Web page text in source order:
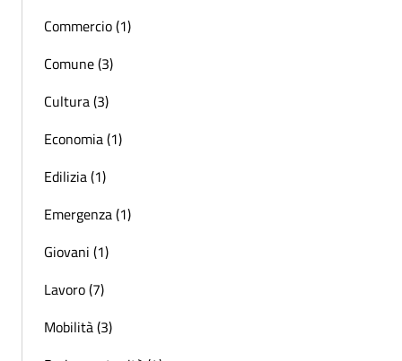
Commercio (1)
Comune (3)
Cultura (3)
Economia (1)
Edilizia (1)
Emergenza (1)
Giovani (1)
Lavoro (7)
Mobilità (3)